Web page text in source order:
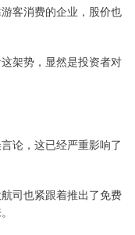
客消费的企业，股价也
架势，显然是投资者对
论，这已经严重影响了
司也紧跟着推出了免费